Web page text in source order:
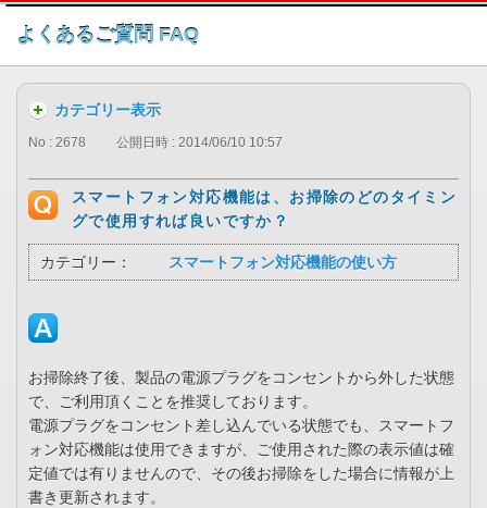
このページの本文へ
よくあるご質問 FAQ
カテゴリー表示
No : 2678 公開日時 : 2014/06/10 10:57
スマートフォン対応機能は、お掃除のどのタイミン
グで使用すれば良いですか？
カテゴリー： スマートフォン対応機能の使い方
お掃除終了後、製品の電源プラグをコンセントから外した状態
で、ご利用頂くことを推奨しております。
電源プラグをコンセント差し込んでいる状態でも、スマートフ
ォン対応機能は使用できますが、ご使用された際の表示値は確
定値では有りませんので、その後お掃除をした場合に情報が上
書き更新されます。